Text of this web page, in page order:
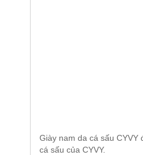
Giày nam da cá sấu
cá sấu của CYVY.